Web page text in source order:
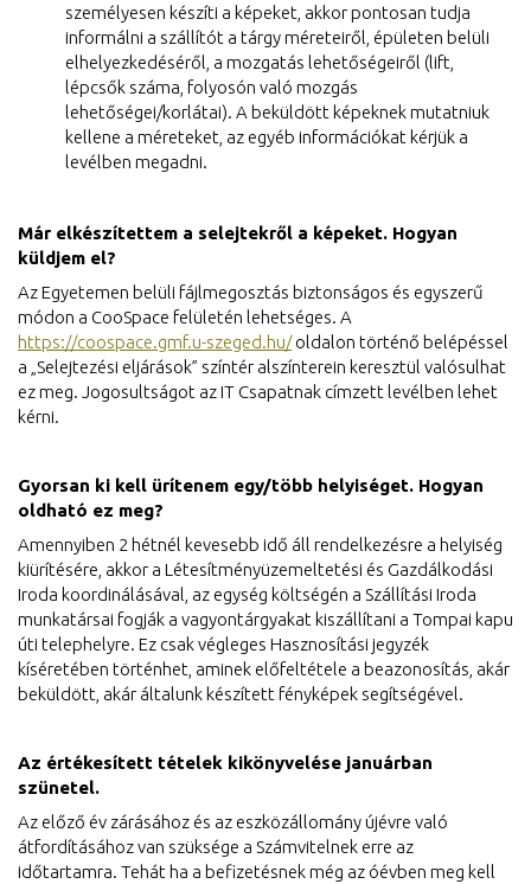
személyesen készíti a képeket, akkor pontosan tudja
informálni a szállítót a tárgy méreteiről, épületen belüli
elhelyezkedéséről, a mozgatás lehetőségeiről (lift,
lépcsők száma, folyosón való mozgás
lehetőségei/korlátai). A beküldött képeknek mutatniuk
kellene a méreteket, az egyéb információkat kérjük a
levélben megadni.
Már elkészítettem a selejtekről a képeket. Hogyan
küldjem el?
Az Egyetemen belüli fájlmegosztás biztonságos és egyszerű
módon a CooSpace felületén lehetséges. A
https://coospace.gmf.u-szeged.hu/oldalon történő belépéssel
a „Selejtezési eljárások” színtér alszínterein keresztül valósulhat
ez meg. Jogosultságot az IT Csapatnak címzett levélben lehet
kérni.
Gyorsan ki kell ürítenem egy/több helyiséget. Hogyan
oldható ez meg?
Amennyiben 2 hétnél kevesebb idő áll rendelkezésre a helyiség
kiürítésére, akkor a Létesítményüzemeltetési és Gazdálkodási
Iroda koordinálásával, az egység költségén a Szállítási Iroda
munkatársai fogják a vagyontárgyakat kiszállítani a Tompai kapu
úti telephelyre. Ez csak végleges Hasznosítási jegyzék
kíséretében történhet, aminek előfeltétele a beazonosítás, akár
beküldött, akár általunk készített fényképek segítségével.
Az értékesített tételek kikönyvelése januárban
szünetel.
Az előző év zárásához és az eszközállomány újévre való
átfordításához van szüksége a Számvitelnek erre az
időtartamra. Tehát ha a befizetésnek még az óévben meg kell